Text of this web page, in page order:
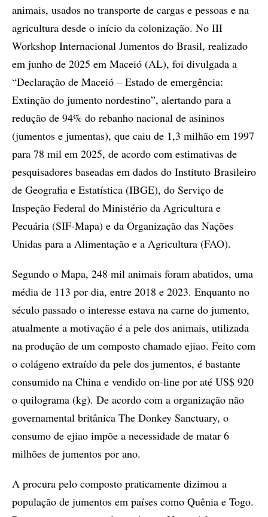
animais, usados no transporte de cargas e pessoas e na
agricultura desde o início da colonização. No III
Workshop Internacional Jumentos do Brasil, realizado
em junho de 2025 em Maceió (AL), foi divulgada a
“Declaração de Maceió – Estado de emergência:
Extinção do jumento nordestino”, alertando para a
redução de 94% do rebanho nacional de asininos
(jumentos e jumentas), que caiu de 1,3 milhão em 1997
para 78 mil em 2025, de acordo com estimativas de
pesquisadores baseadas em dados do Instituto Brasileiro
de Geografia e Estatística (IBGE), do Serviço de
Inspeção Federal do Ministério da Agricultura e
Pecuária (SIF-Mapa) e da Organização das Nações
Unidas para a Alimentação e a Agricultura (FAO).
Segundo o Mapa, 248 mil animais foram abatidos, uma
média de 113 por dia, entre 2018 e 2023. Enquanto no
século passado o interesse estava na carne do jumento,
atualmente a motivação é a pele dos animais, utilizada
na produção de um composto chamado ejiao. Feito com
o colágeno extraído da pele dos jumentos, é bastante
consumido na China e vendido on-line por até US$ 920
o quilograma (kg). De acordo com a organização não
governamental britânica The Donkey Sanctuary, o
consumo de ejiao impõe a necessidade de matar 6
milhões de jumentos por ano.
A procura pelo composto praticamente dizimou a
população de jumentos em países como Quênia e Togo.